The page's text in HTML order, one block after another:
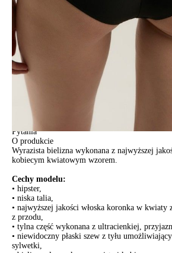
ПОЛУЧИТЬ ПО EMAIL
Dostawa
Kurier,
czas dostawy: 1-2 dni robocze
Paczkomaty InPost 24/7,
darmowa od 50 zł
czas dostawy: 1-2 dni robocze
Odbiór osobisty
w sklepie Conte (Łodz)
pn.- czw. 8:00 - 16:00, pt. 8:00 - 14:00
Opis produktu
Pytania
O produkcie
Wyrazista bielizna wykonana z najwyższej
kobiecym kwiatowym wzorem.
Cechy modelu:
• hipster,
• niska talia,
• najwyższej jakości włoska koronka w kwiaty
z przodu,
• tylna część wykonana z ultracienkiej,
• niewidoczny płaski szew z tyłu
sylwetki,